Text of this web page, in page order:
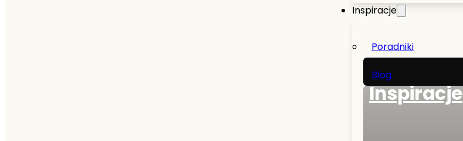
Inspiracje
Poradniki
Blog
Inspiracje